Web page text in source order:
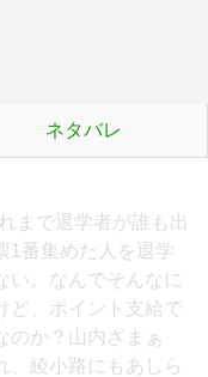
ネタバレ
まで退学者が誰も出
1番集めた人を退学
い。なんでそんなに
ど、ポイント支給で
のか？山内ざまぁ
、綾小路にもあしら